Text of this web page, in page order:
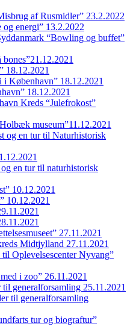
af Rusmidler” 23.2.2022
energi” 13.2.2022
“Bowling og buffet”
18.12.2021
København” 18.12.2021
18.12.2021
Kreds “Julefrokost”
museum”11.12.2021
og en tur til Naturhistorisk
en tur til naturhistorisk
10.12.2021
10.12.2021
27.11.2021
Midtjylland 27.11.2021
Oplevelsescenter Nyvang”
i zoo” 26.11.2021
generalforsamling 25.11.2021
til generalforsamling
tur og biograftur”